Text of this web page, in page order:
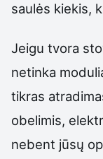
saulės kiekis,
Jeigu tvora
netinka
tikras
obelimis,
nebent jūsų